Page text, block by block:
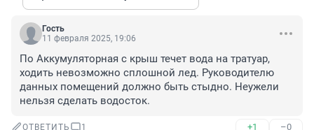
Гость
11 февраля 2025, 19:06
По Аккумуляторная с крыш течет вода на тратуар,
ходить невозможно сплошной лед. Руководителю
данных помещений должно быть стыдно. Неужели
нельзя сделать водосток.
ОТВЕТИТЬ 1 +1 –0